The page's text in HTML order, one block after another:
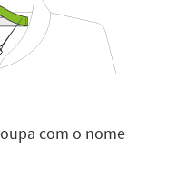
com o nome